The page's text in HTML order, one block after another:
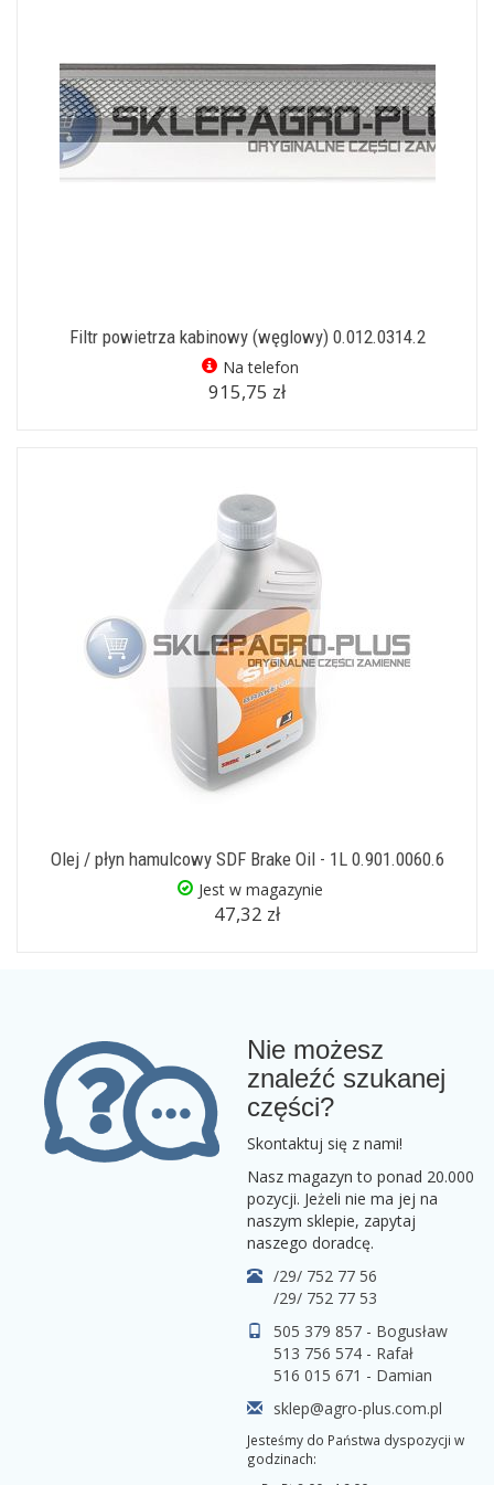
Filtr powietrza kabinowy (węglowy) 0.012.0314.2
Na telefon
915,75 zł
Olej / płyn hamulcowy SDF Brake Oil - 1L 0.901.0060.6
Jest w magazynie
47,32 zł
Nie możesz
znaleźć szukanej
części?
Skontaktuj się z nami!
Nasz magazyn to ponad 20.000
pozycji. Jeżeli nie ma jej na
naszym sklepie, zapytaj
naszego doradcę.
/29/ 752 77 56
/29/ 752 77 53
505 379 857 - Bogusław
513 756 574 - Rafał
516 015 671 - Damian
sklep@agro-plus.com.pl
Jesteśmy do Państwa dyspozycji w
godzinach: